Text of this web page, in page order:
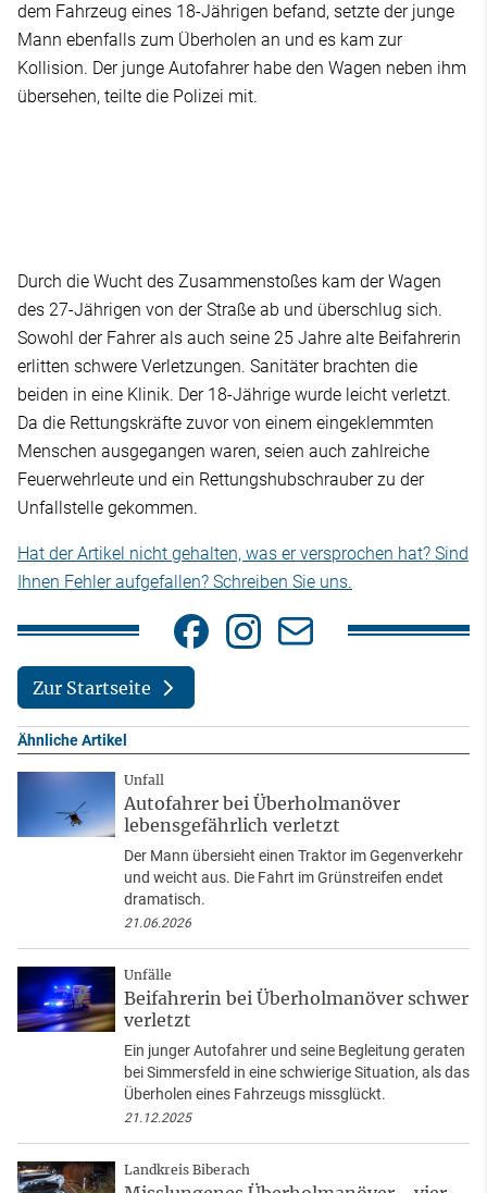
dem Fahrzeug eines 18-Jährigen befand, setzte der junge
Mann ebenfalls zum Überholen an und es kam zur
Kollision. Der junge Autofahrer habe den Wagen neben ihm
übersehen, teilte die Polizei mit.
Durch die Wucht des Zusammenstoßes kam der Wagen
des 27-Jährigen von der Straße ab und überschlug sich.
Sowohl der Fahrer als auch seine 25 Jahre alte Beifahrerin
erlitten schwere Verletzungen. Sanitäter brachten die
beiden in eine Klinik. Der 18-Jährige wurde leicht verletzt.
Da die Rettungskräfte zuvor von einem eingeklemmten
Menschen ausgegangen waren, seien auch zahlreiche
Feuerwehrleute und ein Rettungshubschrauber zu der
Unfallstelle gekommen.
Hat der Artikel nicht gehalten, was er versprochen hat? Sind
Ihnen Fehler aufgefallen? Schreiben Sie uns.
Zur Startseite
Ähnliche Artikel
Unfall
Autofahrer bei Überholmanöver
lebensgefährlich verletzt
Der Mann übersieht einen Traktor im Gegenverkehr
und weicht aus. Die Fahrt im Grünstreifen endet
dramatisch.
21.06.2026
Unfälle
Beifahrerin bei Überholmanöver schwer
verletzt
Ein junger Autofahrer und seine Begleitung geraten
bei Simmersfeld in eine schwierige Situation, als das
Überholen eines Fahrzeugs missglückt.
21.12.2025
Landkreis Biberach